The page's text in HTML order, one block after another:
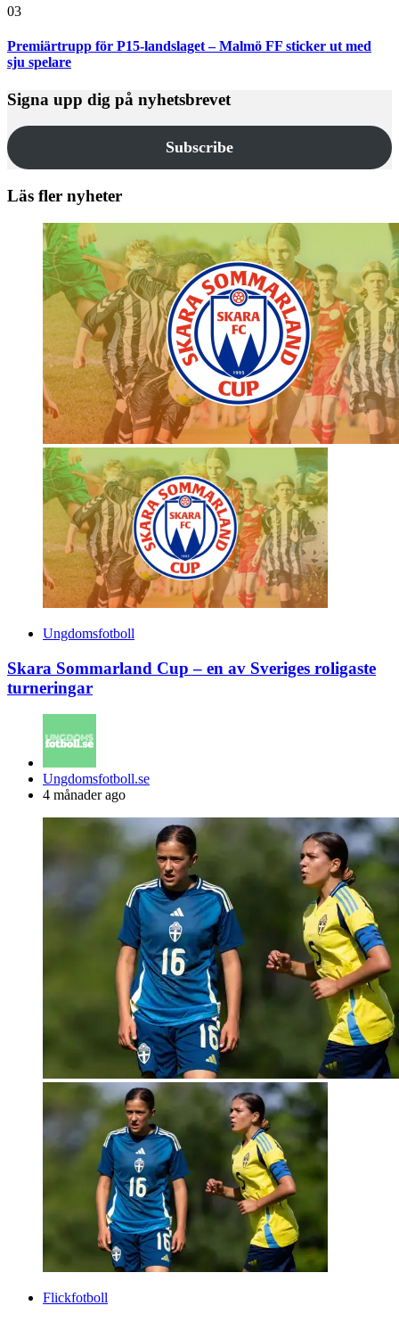
03
Premiärtrupp för P15-landslaget – Malmö FF sticker ut med
sju spelare
Signa upp dig på nyhetsbrevet
Subscribe
Läs fler nyheter
Ungdomsfotboll
Skara Sommarland Cup – en av Sveriges roligaste
turneringar
Posted
by
Ungdomsfotboll.se
4 månader ago
Flickfotboll